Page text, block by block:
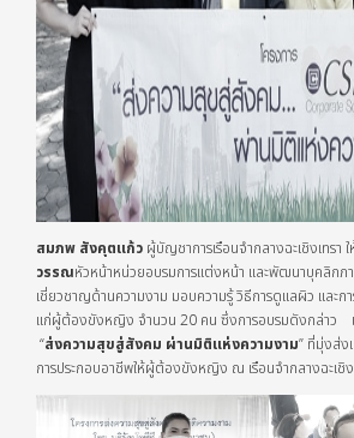
สมภพ สังคุตแก้ว ผู้บัญชาการเรือนจำกลางฉะเชิงเทรา
วรรณหัวหน้าหน่วยอบรมการแต่งหน้า และพัฒนาบุคลิก
เชี่ยวชาญด้านความงาม มอบความรู้ วิธีการดูแลผิว และก
แก่ผู้ต้องขังหญิง จำนวน 20 คน ซึ่งการอบรมดังกล่าว เ
“ส่งความสุขสู่สังคม ผ่านมิติแห่งความงาม” ที่มุ่งส่ง
การประกอบอาชีพให้ผู้ต้องขังหญิง ณ เรือนจำกลางฉะเชิง